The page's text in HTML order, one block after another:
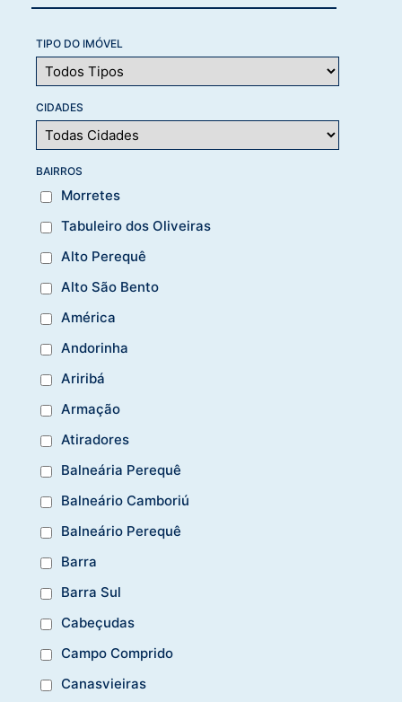
TIPO DO IMÓVEL
CIDADES
BAIRROS
Morretes
Tabuleiro dos Oliveiras
Alto Perequê
Alto São Bento
América
Andorinha
Ariribá
Armação
Atiradores
Balneária Perequê
Balneário Camboriú
Balneário Perequê
Barra
Barra Sul
Cabeçudas
Campo Comprido
Canasvieiras